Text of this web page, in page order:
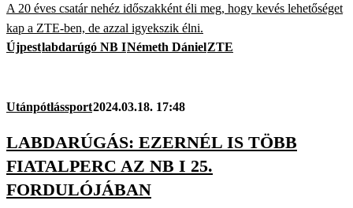
A 20 éves csatár nehéz időszakként éli meg, hogy kevés lehetőséget
kap a ZTE-ben, de azzal igyekszik élni.
Újpestlabdarúgó NB INémeth DánielZTE
Utánpótlássport2024.03.18. 17:48
LABDARÚGÁS: EZERNÉL IS TÖBB
FIATALPERC AZ NB I 25.
FORDULÓJÁBAN